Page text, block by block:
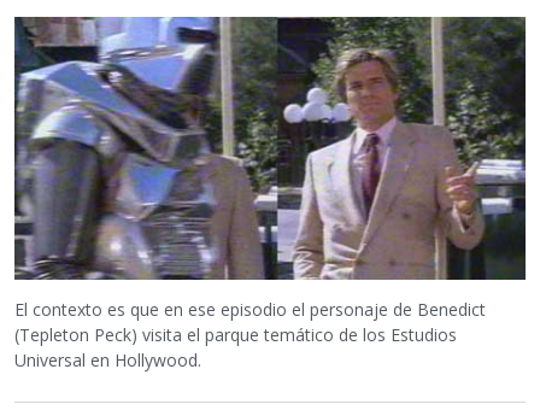
El contexto es que en ese episodio el personaje de Benedict
(Tepleton Peck) visita el parque temático de los Estudios
Universal en Hollywood.